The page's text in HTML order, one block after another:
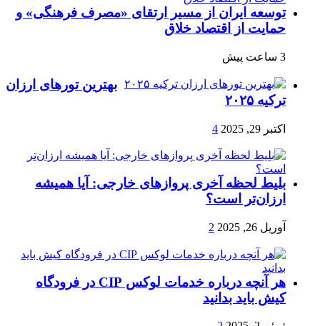
توسعه ایران از مسیر ارتقای «مصرف فرهنگی» و
حمایت از اقتصاد خلاق
3 ساعت پیش
بهترین تورهای ارزان
ترکیه ۲۰۲۵
اکتبر 29, 2025 4
بلیط لحظه آخری پروازهای خارجی: آیا همیشه
ارزان‌تر است؟
آوریل 26, 2025 2
هر آنچه درباره خدمات لوکس CIP در فرودگاه‌
کیش باید بدانید